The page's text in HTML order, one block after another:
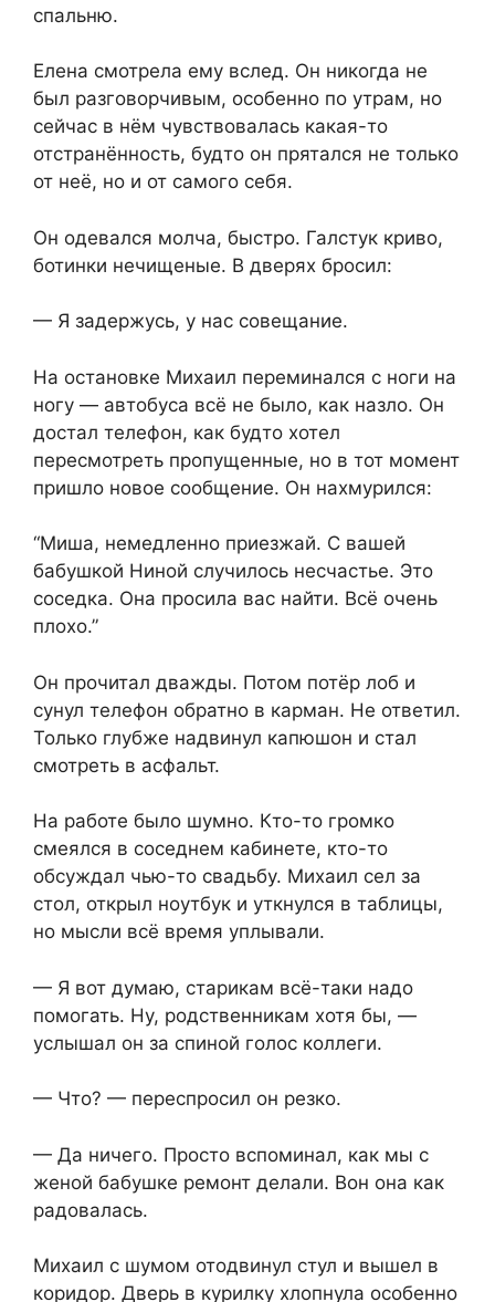
спальню.
Елена смотрела ему вслед. Он никогда не
был разговорчивым, особенно по утрам, но
сейчас в нём чувствовалась какая-то
отстранённость, будто он прятался не только
от неё, но и от самого себя.
Он одевался молча, быстро. Галстук криво,
ботинки нечищеные. В дверях бросил:
— Я задержусь, у нас совещание.
На остановке Михаил переминался с ноги на
ногу — автобуса всё не было, как назло. Он
достал телефон, как будто хотел
пересмотреть пропущенные, но в тот момент
пришло новое сообщение. Он нахмурился:
“Миша, немедленно приезжай. С вашей
бабушкой Ниной случилось несчастье. Это
соседка. Она просила вас найти. Всё очень
плохо.”
Он прочитал дважды. Потом потёр лоб и
сунул телефон обратно в карман. Не ответил.
Только глубже надвинул капюшон и стал
смотреть в асфальт.
На работе было шумно. Кто-то громко
смеялся в соседнем кабинете, кто-то
обсуждал чью-то свадьбу. Михаил сел за
стол, открыл ноутбук и уткнулся в таблицы,
но мысли всё время уплывали.
— Я вот думаю, старикам всё-таки надо
помогать. Ну, родственникам хотя бы, —
услышал он за спиной голос коллеги.
— Что? — переспросил он резко.
— Да ничего. Просто вспоминал, как мы с
женой бабушке ремонт делали. Вон она как
радовалась.
Михаил с шумом отодвинул стул и вышел в
коридор. Дверь в курилку хлопнула особенно